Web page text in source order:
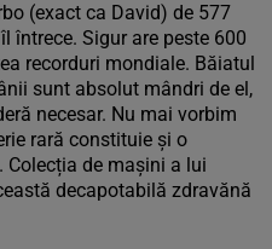
(exact ca David) de 577
întrece. Sigur are peste 600
recorduri mondiale. Băiatul
sunt absolut mândri de el,
necesar. Nu mai vorbim
rară constituie și o
Colecția de mașini a lui
decapotabilă zdravănă